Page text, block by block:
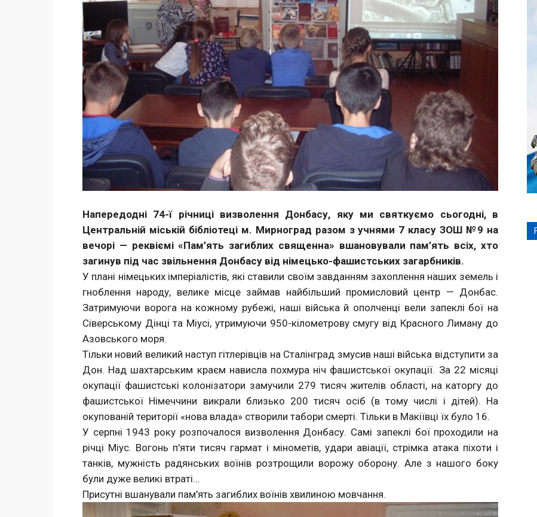
Напередодні 74-ї річниці визволення Донбасу, яку ми святкуємо сьогодні, в
Центральній міській бібліотеці м. Мирноград разом з учнями 7 класу ЗОШ №9 на
вечорі — реквіємі «Пам’ять загиблих священна» вшановували пам’ять всіх, хто
загинув під час звільнення Донбасу від німецько-фашистських загарбників.
У плані німецьких імперіалістів, які ставили своїм завданням захоплення наших земель і
гноблення народу, велике місце займав найбільший промисловий центр — Донбас.
Затримуючи ворога на кожному рубежі, наші війська й ополченці вели запеклі бої на
Сіверському Дінці та Міусі, утримуючи 950-кілометрову смугу від Красного Лиману до
Азовського моря.
Тільки новий великий наступ гітлерівців на Сталінград змусив наші війська відступити за
Дон. Над шахтарським краєм нависла похмура ніч фашистської окупації. За 22 місяці
окупації фашистські колонізатори замучили 279 тисяч жителів області, на каторгу до
фашистської Німеччини викрали близько 200 тисяч осіб (в тому числі і дітей). На
окупованій території «нова влада» створили табори смерті. Тільки в Макіївці їх було 16.
У серпні 1943 року розпочалося визволення Донбасу. Самі запеклі бої проходили на
річці Міус. Вогонь п'яти тисяч гармат і мінометів, удари авіації, стрімка атака піхоти і
танків, мужність радянських воїнів розтрощили ворожу оборону. Але з нашого боку
були дуже великі втраті…
Присутні вшанували пам'ять загиблих воїнів хвилиною мовчання.